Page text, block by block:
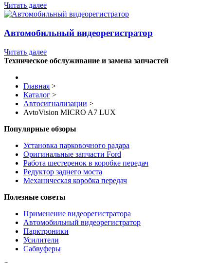
Читать далее
Автомобильный видеорегистратор
Читать далее
Техническое обслуживание и замена запчастей
Главная >
Каталог >
Автосигнализации >
AvtoVision MICRO A7 LUX
Популярные обзоры
Установка парковочного радара
Оригинальные запчасти Ford
Работа шестеренок в коробке передач
Редуктор заднего моста
Механическая коробка передач
Полезные советы
Применение видеорегистратора
Автомобильный видеорегистратор
Парктроники
Усилители
Cабвуферы